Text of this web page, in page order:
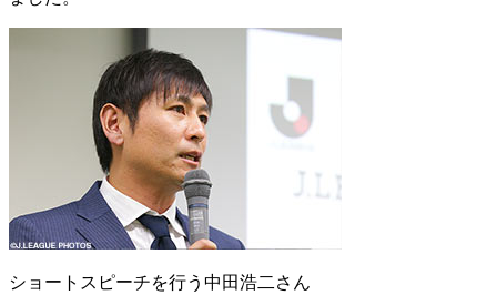
ショートスピーチを行う中田浩二さん